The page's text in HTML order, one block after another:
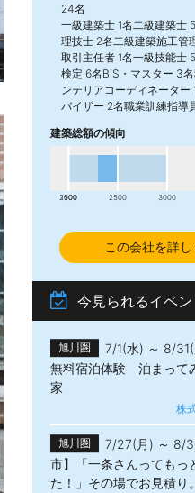
24名
一級建築士 1名二級建築士
理技士 2名二級建築施工管
取引主任者 1名一級技能士
検定 6名BIS・マスター 3
ンテリアコーディネーター
バイザー 2名職業訓練指導
建築総額の傾向
1500
2000 2500 3000
この会社を詳
今見られるイベン
旭川圏
7/1(水) ～ 8/31(
無料宿泊体験 泊まって
家
株
旭川圏
7/27(月) ～ 8/
市】「一条さんってもっ
た！」その場でお見積り